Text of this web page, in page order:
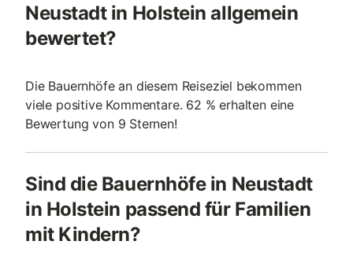
Neustadt in Holstein allgemein
bewertet?
Die Bauernhöfe an diesem Reiseziel bekommen
viele positive Kommentare. 62 % erhalten eine
Bewertung von 9 Sternen!
Sind die Bauernhöfe in Neustadt
in Holstein passend für Familien
mit Kindern?